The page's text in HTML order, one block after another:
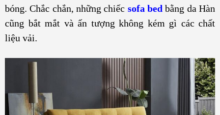
bóng. Chắc chắn, những chiếc sofa bed bằng da Hàn
cũng bắt mắt và ấn tượng không kém gì các chất
liệu vải.